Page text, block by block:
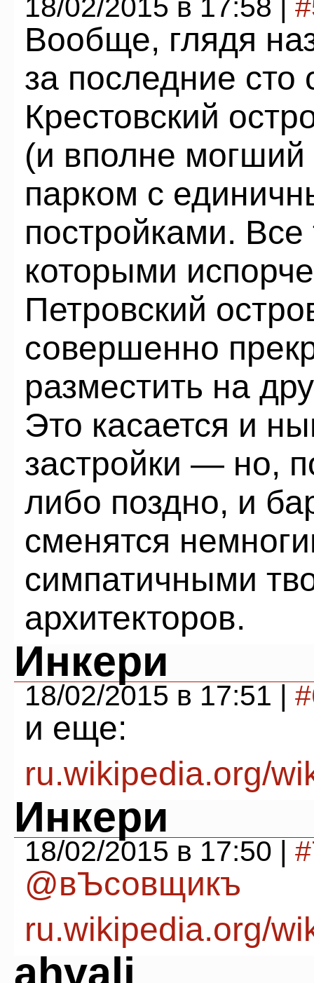
18/02/2015 в 17:58 |
Вообще, глядя
за последние
Крестовский
(и вполне могший
парком с
постройками.
которыми
Петровский
совершенно
разместить на
Это касается и
застройки — но,
либо поздно, и
сменятся
симпатичными
архитекторов.
Инкери
18/02/2015 в 17:51 |
и еще:
ru.wikipedia.org/
Инкери
18/02/2015 в 17:50 |
@вЪсовщикъ
ru.wikipedia.org/
ahvalj